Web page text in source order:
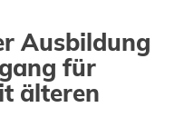
Ausbildung
für
älteren